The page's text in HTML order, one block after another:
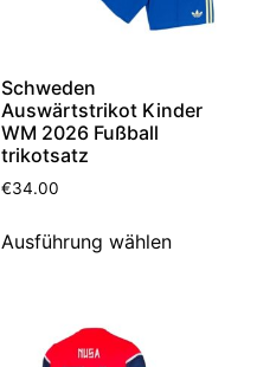
Schweden
Auswärtstrikot Kinder
WM 2026 Fußball
trikotsatz
€34.00
Ausführung wählen